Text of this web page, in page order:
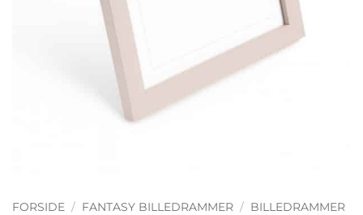
FORSIDE / FANTASY BILLEDRAMMER / BILLEDRAMMER